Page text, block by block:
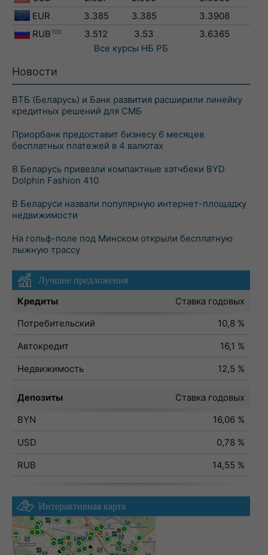
EUR
3.385 3.385
3.3908
RUB 100 3.512 3.53
3.6365
Все курсы НБ РБ
Новости
ВТБ (Беларусь) и Банк развития расширили линейку
кредитных решений для СМБ
Приорбанк предоставит бизнесу 6 месяцев
бесплатных платежей в 4 валютах
В Беларусь привезли компактные хэтчбеки BYD
Dolphin Fashion 410
В Беларуси назвали популярную интернет-площадку
недвижимости
На гольф-поле под Минском открыли бесплатную
лыжную трассу
Лучшие предложения
Кредиты
Ставка годовых
Потребительский
10,8 %
Автокредит
16,1 %
Недвижимость
12,5 %
Депозиты
Ставка годовых
BYN
16,06 %
USD
0,78 %
RUB
14,55 %
Интерактивная карта